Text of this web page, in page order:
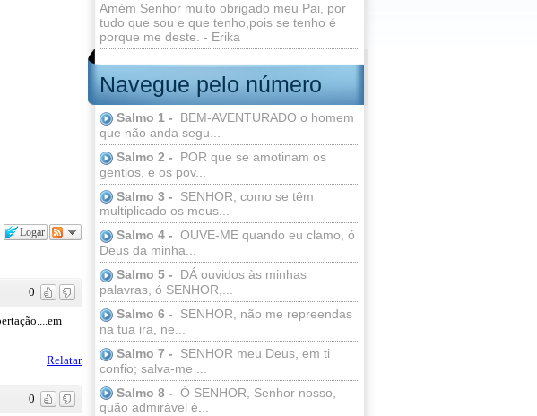
Amém Senhor muito obrigado meu Pai, por
tudo que sou e que tenho,pois se tenho é
porque me deste. - Erika
Navegue pelo número
Salmo 1 -
BEM-AVENTURADO o homem
que não anda segu...
Salmo 2 -
POR que se amotinam os
gentios, e os pov...
Salmo 3 -
SENHOR, como se têm
multiplicado os meus...
Salmo 4 - OUVE-ME quando eu clamo, ó
Deus da minha...
Salmo 5 -
DÁ ouvidos às minhas
palavras, ó SENHOR,...
Salmo 6 -
SENHOR, não me repreendas
na tua ira, ne...
Salmo 7 -
SENHOR meu Deus, em ti
confio; salva-me ...
Salmo 8 - Ó SENHOR, Senhor nosso,
quão admirável é...
Logar
0
Relatar
0